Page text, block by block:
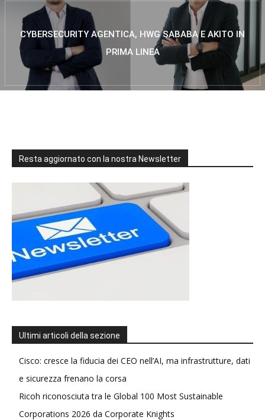
CYBERSECURITY AGENTICA, HWG SABABA E AKITO IN
PRIMA LINEA
Resta aggiornato con la nostra Newsletter
Ultimi articoli della sezione
Cisco: cresce la fiducia dei CEO nell’AI, ma infrastrutture, dati
e sicurezza frenano la corsa
Ricoh riconosciuta tra le Global 100 Most Sustainable
Corporations 2026 da Corporate Knights